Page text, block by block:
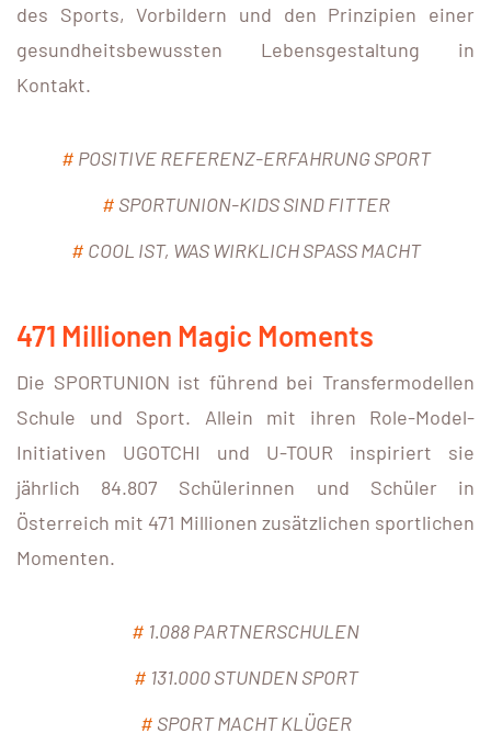
des Sports, Vorbildern und den Prinzipien einer
gesundheitsbewussten Lebensgestaltung in
Kontakt.
# POSITIVE REFERENZ-ERFAHRUNG SPORT
# SPORTUNION-KIDS SIND FITTER
# COOL IST, WAS WIRKLICH SPASS MACHT
471 Millionen Magic Moments
Die SPORTUNION ist führend bei Transfermodellen
Schule und Sport. Allein mit ihren Role-Model-
Initiativen UGOTCHI und U-TOUR inspiriert sie
jährlich 84.807 Schülerinnen und Schüler in
Österreich mit 471 Millionen zusätzlichen sportlichen
Momenten.
# 1.088 PARTNERSCHULEN
# 131.000 STUNDEN SPORT
# SPORT MACHT KLÜGER